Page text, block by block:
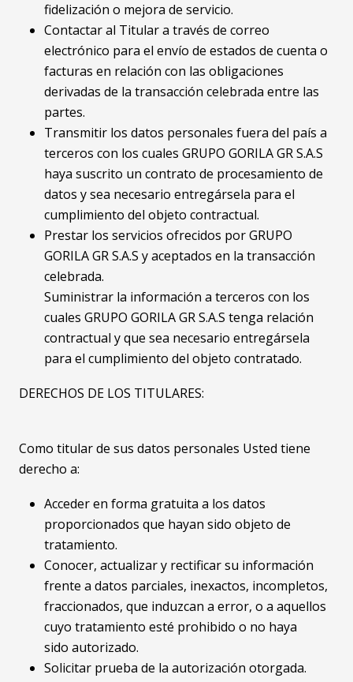
fidelización o mejora de servicio.
Contactar al Titular a través de correo
electrónico para el envío de estados de cuenta o
facturas en relación con las obligaciones
derivadas de la transacción celebrada entre las
partes.
Transmitir los datos personales fuera del país a
terceros con los cuales GRUPO GORILA GR S.A.S
haya suscrito un contrato de procesamiento de
datos y sea necesario entregársela para el
cumplimiento del objeto contractual.
Prestar los servicios ofrecidos por GRUPO
GORILA GR S.A.S y aceptados en la transacción
celebrada.
Suministrar la información a terceros con los
cuales GRUPO GORILA GR S.A.S tenga relación
contractual y que sea necesario entregársela
para el cumplimiento del objeto contratado.
DERECHOS DE LOS TITULARES:
Como titular de sus datos personales Usted tiene
derecho a:
Acceder en forma gratuita a los datos
proporcionados que hayan sido objeto de
tratamiento.
Conocer, actualizar y rectificar su información
frente a datos parciales, inexactos, incompletos,
fraccionados, que induzcan a error, o a aquellos
cuyo tratamiento esté prohibido o no haya
sido autorizado.
Solicitar prueba de la autorización otorgada.